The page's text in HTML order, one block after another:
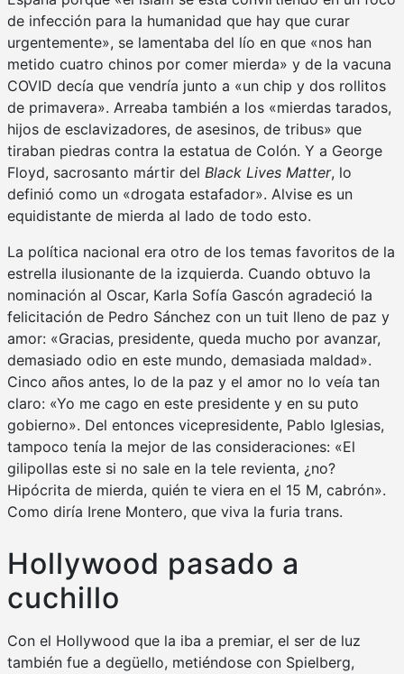
de infección para la humanidad que hay que curar
urgentemente», se lamentaba del lío en que «nos han
metido cuatro chinos por comer mierda» y de la vacuna
COVID decía que vendría junto a «un chip y dos rollitos
de primavera». Arreaba también a los «mierdas tarados,
hijos de esclavizadores, de asesinos, de tribus» que
tiraban piedras contra la estatua de Colón. Y a George
Floyd, sacrosanto mártir del Black Lives Matter, lo
definió como un «drogata estafador». Alvise es un
equidistante de mierda al lado de todo esto.
La política nacional era otro de los temas favoritos de la
estrella ilusionante de la izquierda. Cuando obtuvo la
nominación al Oscar, Karla Sofía Gascón agradeció la
felicitación de Pedro Sánchez con un tuit lleno de paz y
amor: «Gracias, presidente, queda mucho por avanzar,
demasiado odio en este mundo, demasiada maldad».
Cinco años antes, lo de la paz y el amor no lo veía tan
claro: «Yo me cago en este presidente y en su puto
gobierno». Del entonces vicepresidente, Pablo Iglesias,
tampoco tenía la mejor de las consideraciones: «El
gilipollas este si no sale en la tele revienta, ¿no?
Hipócrita de mierda, quién te viera en el 15 M, cabrón».
Como diría Irene Montero, que viva la furia trans.
Hollywood pasado a
cuchillo
Con el Hollywood que la iba a premiar, el ser de luz
también fue a degüello, metiéndose con Spielberg,